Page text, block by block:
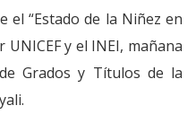
“Estado de la Niñez en
y el INEI, mañana
Grados y Títulos de la